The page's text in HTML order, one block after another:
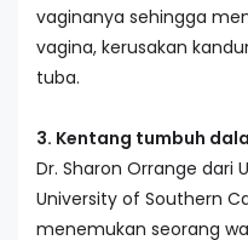
vaginanya sehingga
vagina, kerusakan
tuba.
3. Kentang tumbuh
Dr. Sharon Orrange dari
University of Southern
menemukan seorang